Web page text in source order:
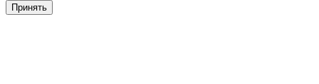
Принять